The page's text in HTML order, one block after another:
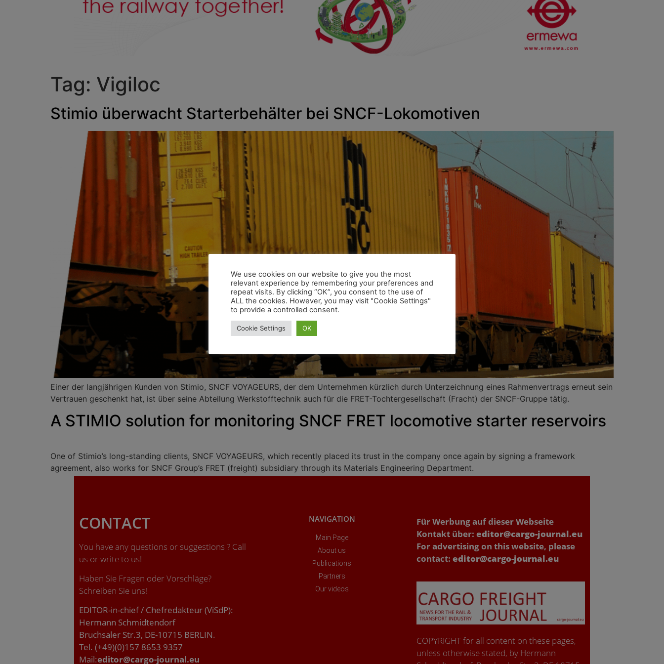
Tag: Vigiloc
Stimio überwacht Starterbehälter bei SNCF-Lokomotiven
Einer der langjährigen Kunden von Stimio, SNCF VOYAGEURS, der dem Unternehmen kürzlich durch Unterzeichnung eines Rahmenvertrags erneut sein
Vertrauen geschenkt hat, ist über seine Abteilung Werkstofftechnik auch für die FRET-Tochtergesellschaft (Fracht) der SNCF-Gruppe tätig.
A STIMIO solution for monitoring SNCF FRET locomotive starter reservoirs
One of Stimio’s long-standing clients, SNCF VOYAGEURS, which recently placed its trust in the company once again by signing a framework
agreement, also works for SNCF Group’s FRET (freight) subsidiary through its Materials Engineering Department.
CONTACT
You have any questions or suggestions ? Call
us or write to us!
Haben Sie Fragen oder Vorschläge?
Schreiben Sie uns!
EDITOR-in-chief / Chefredakteur (ViSdP):
Hermann Schmidtendorf
Bruchsaler Str.3, DE-10715 BERLIN.
Tel. (+49)(0)157 8653 9357
Mail:editor@cargo-journal.eu
NAVIGATION
Main Page
About us
Publications
Partners
Our videos
Für Werbung auf dieser Webseite
Kontakt über: editor@cargo-journal.eu
For advertising on this website, please
contact: editor@cargo-journal.eu
COPYRIGHT for all content on these pages,
unless otherwise stated, by Hermann
We use cookies on our website to give you the most
relevant experience by remembering your preferences and
repeat visits. By clicking “OK”, you consent to the use of
ALL the cookies. However, you may visit "Cookie Settings"
to provide a controlled consent.
Cookie Settings OK